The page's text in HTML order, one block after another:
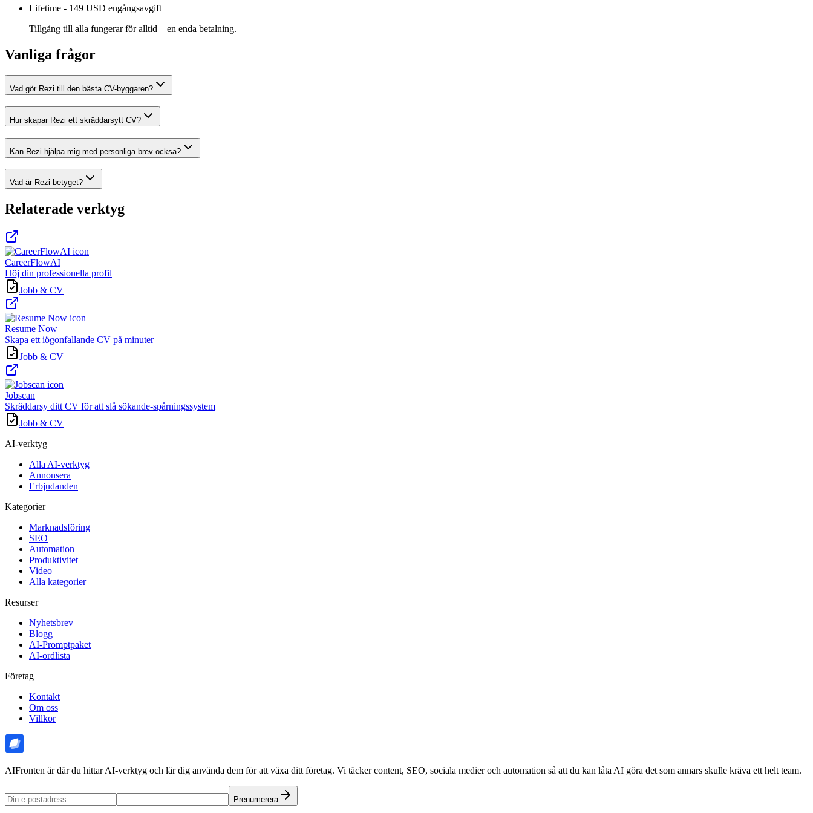
Lifetime - 149 USD engångsavgift
Tillgång till alla fungerar för alltid – en enda betalning.
Vanliga frågor
Vad gör Rezi till den bästa CV-byggaren?
Hur skapar Rezi ett skräddarsytt CV?
Kan Rezi hjälpa mig med personliga brev också?
Vad är Rezi-betyget?
Relaterade verktyg
CareerFlowAI
Höj din professionella profil
Jobb & CV
Resume Now
Skapa ett iögonfallande CV på minuter
Jobb & CV
Jobscan
Skräddarsy ditt CV för att slå sökande-spårningssystem
Jobb & CV
AI-verktyg
Alla AI-verktyg
Annonsera
Erbjudanden
Kategorier
Marknadsföring
SEO
Automation
Produktivitet
Video
Alla kategorier
Resurser
Nyhetsbrev
Blogg
AI-Promptpaket
AI-ordlista
Företag
Kontakt
Om oss
Villkor
AIFronten är där du hittar AI-verktyg och lär dig använda dem för att växa ditt företag. Vi täcker content, SEO, sociala medier och automation så att du kan låta AI göra det som annars skulle kräva ett helt team.
Prenumerera